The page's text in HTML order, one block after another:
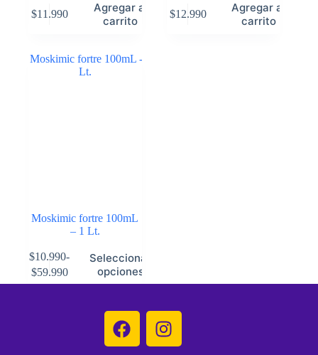
$11.990
Agregar al
carrito
$12.990
Agregar al
carrito
Moskimic fortre 100mL
– 1 Lt.
$10.990-
$59.990
Seleccionar
opciones